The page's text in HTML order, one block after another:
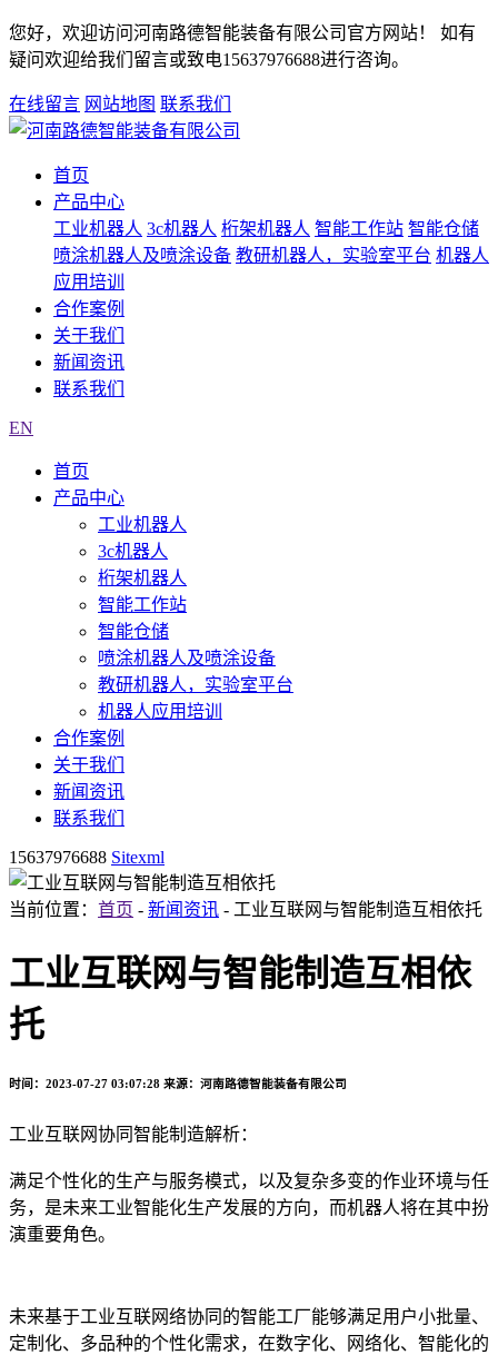
您好，欢迎访问河南路德智能装备有限公司官方网站！ 如有
疑问欢迎给我们留言或致电15637976688进行咨询。
在线留言 网站地图 联系我们
首页
产品中心
工业机器人 3c机器人 桁架机器人 智能工作站 智能仓储
喷涂机器人及喷涂设备 教研机器人，实验室平台 机器人
应用培训
合作案例
关于我们
新闻资讯
联系我们
EN
首页
产品中心
工业机器人
3c机器人
桁架机器人
智能工作站
智能仓储
喷涂机器人及喷涂设备
教研机器人，实验室平台
机器人应用培训
合作案例
关于我们
新闻资讯
联系我们
15637976688 Sitexml
当前位置： 首页 - 新闻资讯 - 工业互联网与智能制造互相依托
工业互联网与智能制造互相依
托
时间：2023-07-27 03:07:28 来源：河南路德智能装备有限公司
工业互联网协同智能制造解析：
满足个性化的生产与服务模式，以及复杂多变的作业环境与任
务，是未来工业智能化生产发展的方向，而机器人将在其中扮
演重要角色。
未来基于工业互联网络协同的智能工厂能够满足用户小批量、
定制化、多品种的个性化需求，在数字化、网络化、智能化的